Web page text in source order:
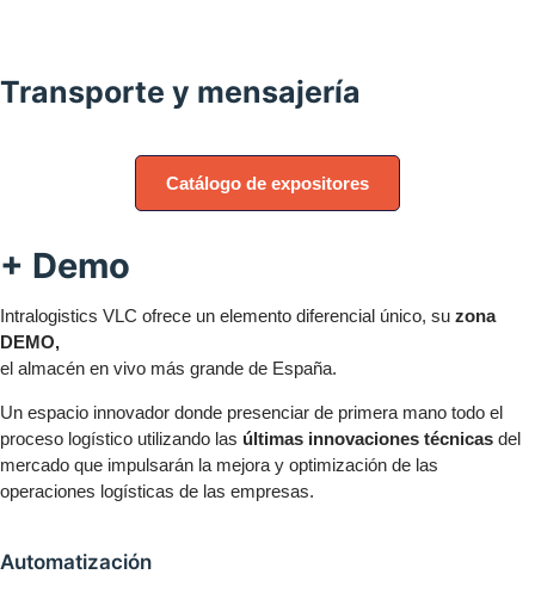
Transporte y mensajería
Catálogo de expositores
+ Demo
Intralogistics VLC ofrece un elemento diferencial único, su zona
DEMO,
el almacén en vivo más grande de España.
Un espacio innovador donde presenciar de primera mano todo el
proceso logístico utilizando las últimas innovaciones técnicas del
mercado que impulsarán la mejora y optimización de las
operaciones logísticas de las empresas.
Automatización